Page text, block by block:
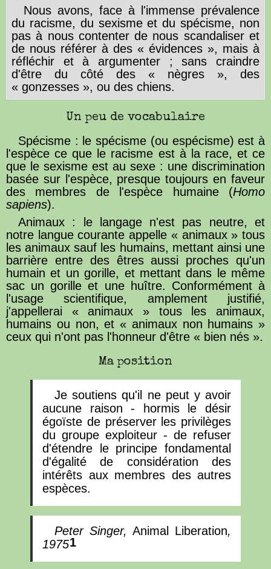
Nous avons, face à l'immense prévalence
du racisme, du sexisme et du spécisme, non
pas à nous contenter de nous scandaliser et
de nous référer à des « évidences », mais à
réfléchir et à argumenter ; sans craindre
d'être du côté des « nègres », des
« gonzesses », ou des chiens.
Un peu de vocabulaire
Spécisme : le spécisme (ou espécisme) est à
l'espèce ce que le racisme est à la race, et ce
que le sexisme est au sexe : une discrimination
basée sur l'espèce, presque toujours en faveur
des membres de l'espèce humaine (Homo
sapiens).
Animaux : le langage n'est pas neutre, et
notre langue courante appelle « animaux » tous
les animaux sauf les humains, mettant ainsi une
barrière entre des êtres aussi proches qu'un
humain et un gorille, et mettant dans le même
sac un gorille et une huître. Conformément à
l'usage scientifique, amplement justifié,
j'appellerai « animaux » tous les animaux,
humains ou non, et « animaux non humains »
ceux qui n'ont pas l'honneur d'être « bien nés ».
Ma position
Je soutiens qu'il ne peut y avoir
aucune raison - hormis le désir
égoïste de préserver les privilèges
du groupe exploiteur - de refuser
d'étendre le principe fondamental
d'égalité de considération des
intérêts aux membres des autres
espèces.
Peter Singer,Animal Liberation,
19751